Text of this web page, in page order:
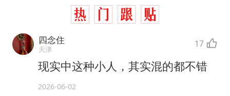
四念住
天津 17
现实中这种小人，其实混的都不错
2026-06-02